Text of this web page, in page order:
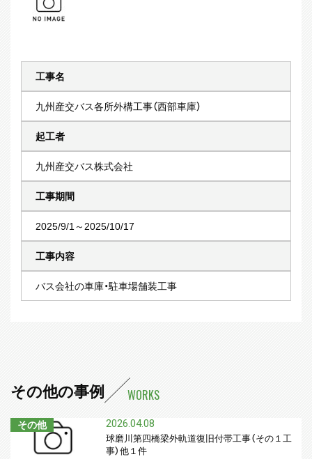
工事名
九州産交バス各所外構工事（西部車庫）
起工者
九州産交バス株式会社
工事期間
2025/9/1～2025/10/17
工事内容
バス会社の車庫・駐車場舗装工事
その他の事例 WORKS
その他 2026.04.08
球磨川第四橋梁外軌道復旧付帯工事（その１工
事）他１件